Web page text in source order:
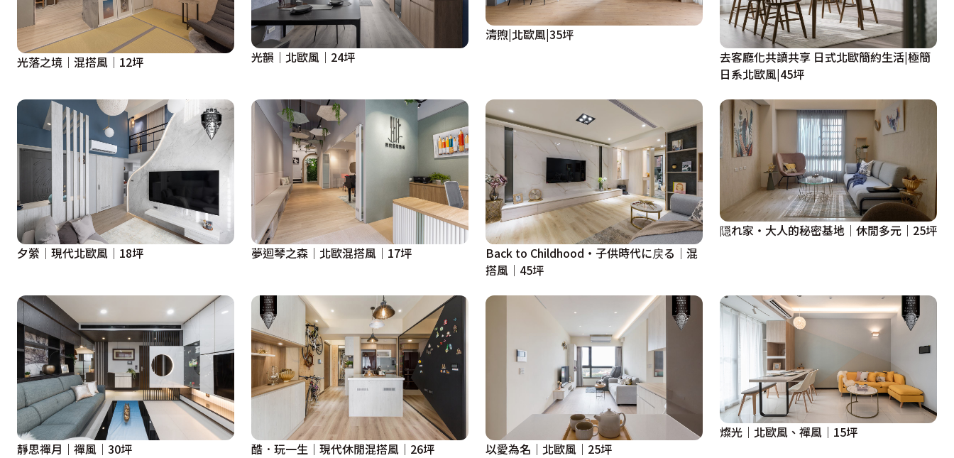
一灰一白的柔和光圈，襯托床前紫褐色的壁布上的金邊，使其如煙火般流淌。
「頂多再添購一張舒適的單人沙發吧！」睡不著時坐在窗前，右看夜幕下的行車像一行行閃爍的流星快速滑過，但左肩永
遠有雙月環繞伴著她同行。
非常感謝這次的設計案能能讓我們體會到一種完全自由的人生相貌，不單指財務與時間面向，而是豐富強大的心靈世界，
真實反映到空間內的寫照。
設計概念文字為【艾美幸福設計有限公司】提供
光落之境│混搭風│12坪 光韻｜北歐風｜24坪
清煦|北歐風|35坪
去客廳化共讀共享 日式北歐簡約生活|極簡
日系北歐風|45坪
夕縈│現代北歐風│18坪 夢迴琴之森│北歐混搭風│17坪
Back to Childhood・子供時代に戻る│混
搭風│45坪
隠れ家・大人的秘密基地｜休閒多元｜25坪
靜思禪月｜禪風｜30坪 酷．玩一生｜現代休閒混搭風｜26坪 以愛為名｜北歐風｜25坪
燦光｜北歐風、禪風｜15坪